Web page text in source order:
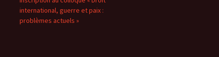
international, guerre et paix :
problèmes actuels »